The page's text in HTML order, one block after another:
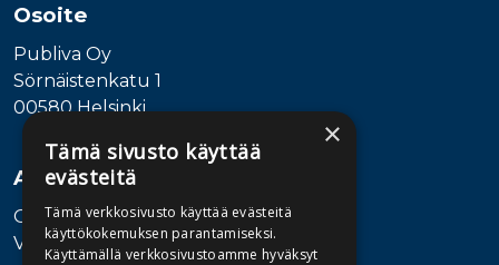
Osoite
Publiva Oy
Sörnäistenkatu 1
00580 Helsinki
Asiakaspalvelu
Ota yhteyttä
Vaihde: 010 345100
×
Tämä sivusto käyttää
evästeitä
Tämä verkkosivusto käyttää evästeitä
käyttökokemuksen parantamiseksi.
Käyttämällä verkkosivustoamme hyväksyt